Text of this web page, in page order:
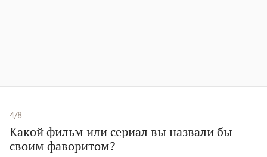
4/8
Какой фильм или сериал вы назвали бы
своим фаворитом?